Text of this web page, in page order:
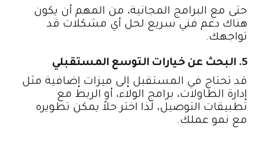
حتى مع البرامج المجانية، من المهم أن يكون
هناك دعم فني سريع لحل أي مشكلات قد
تواجهك.
5. البحث عن خيارات التوسع المستقبلي
قد تحتاج في المستقبل إلى ميزات إضافية مثل
إدارة الطاولات، برامج الولاء، أو الربط مع
تطبيقات التوصيل، لذا اختر حلاً يمكن تطويره
مع نمو عملك.